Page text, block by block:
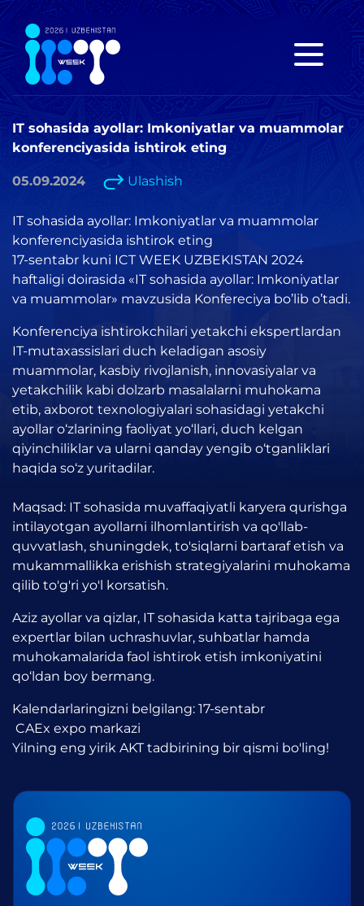
IT sohasida ayollar: Imkoniyatlar va muammolar
konferenciyasida ishtirok eting
05.09.2024 Ulashish
IT sohasida ayollar: Imkoniyatlar va muammolar
konferenciyasida ishtirok eting
17-sentabr kuni ICT WEEK UZBEKISTAN 2024
haftaligi doirasida «IT sohasida ayollar: Imkoniyatlar
va muammolar» mavzusida Konfereciya bo’lib o’tadi.
Konferenciya ishtirokchilari yetakchi ekspertlardan
IT-mutaxassislari duch keladigan asosiy
muammolar, kasbiy rivojlanish, innovasiyalar va
yetakchilik kabi dolzarb masalalarni muhokama
etib, axborot texnologiyalari sohasidagi yetakchi
ayollar o‘zlarining faoliyat yo‘llari, duch kelgan
qiyinchiliklar va ularni qanday yengib o‘tganliklari
haqida so‘z yuritadilar.
Maqsad: IT sohasida muvaffaqiyatli karyera qurishga
intilayotgan ayollarni ilhomlantirish va qo'llab-
quvvatlash, shuningdek, to'siqlarni bartaraf etish va
mukammallikka erishish strategiyalarini muhokama
qilib to'g'ri yo'l korsatish.
Aziz ayollar va qizlar, IT sohasida katta tajribaga ega
expertlar bilan uchrashuvlar, suhbatlar hamda
muhokamalarida faol ishtirok etish imkoniyatini
qo‘ldan boy bermang.
Kalendarlaringizni belgilang: 17-sentabr
CAEx expo markazi
Yilning eng yirik AKT tadbirining bir qismi bo'ling!